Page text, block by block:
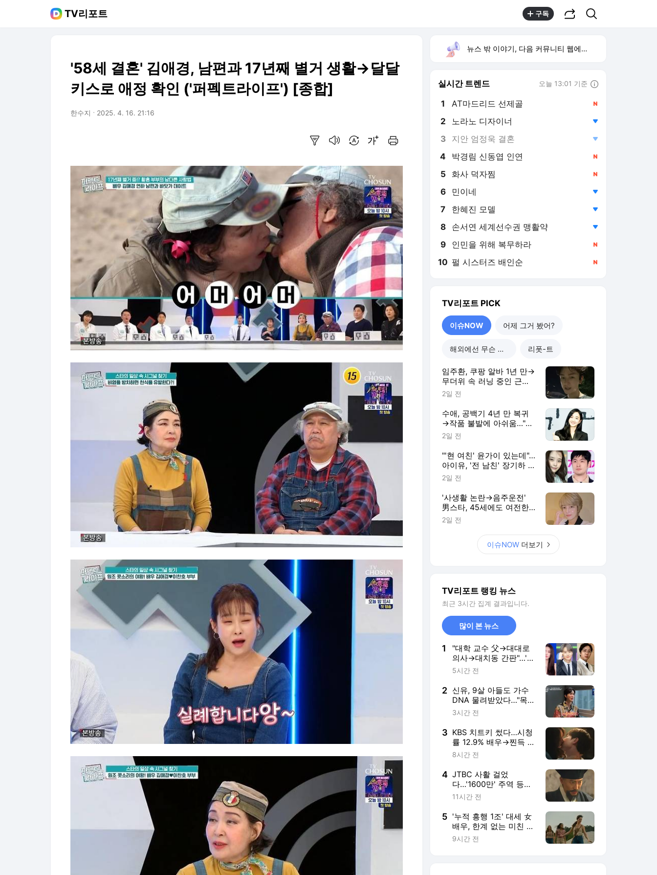
TV리포트 구독
'58세 결혼' 김애경, 남편과 17년째 별거 생활→달달
키스로 애정 확인 ('퍼펙트라이프') [종합]
한수지 2025. 4. 16. 21:16
뉴스 밖 이야기, 다음 커뮤니티 웹에서 보기
실시간 트렌드 오늘 13:01 기준
1 AT마드리드 선제골
2 노라노 디자이너
3 지안 엄정욱 결혼
4 박경림 신동엽 인연
5 화사 덕자찜
6 민이네
7 한혜진 모델
8 손서연 세계선수권 맹활약
9 인민을 위해 복무하라
10 펄 시스터즈 배인순
TV리포트 PICK
이슈NOW 어제 그거 봤어?
해외에선 무슨 일이? 리폿-트
임주환, 쿠팡 알바 1년 만→
무더위 속 러닝 중인 근황
[RE:스타]
2일 전
수애, 공백기 4년 만 복귀
→작품 불발에 아쉬움…"쉬
는 동안 계속 기다려"
2일 전
"'현 여친' 윤가이 있는데"…
아이유, '전 남친' 장기하 노
래 언급에 갑론을박
2일 전
'사생활 논란→음주운전'
男스타, 45세에도 여전한
꽃미모…母과 달달한 시간
2일 전
이슈NOW 더보기
TV리포트 랭킹 뉴스
최근 3시간 집계 결과입니다.
많이 본 뉴스
1
"대학 교수 父→대대로
의사→대치동 간판"…'금
수저·초엘리트' 집안 공
5시간 전
2 신유, 9살 아들도 가수
DNA 물려받았다…"목소
리 예뻐" 자랑 ('알토란')
3시간 전
3 KBS 치트키 썼다…시청
률 12.9% 배우→찐득 로
맨스로 안방 극장 접수
연')
8시간 전
4 JTBC 사활 걸었
다…'1600만' 주역 등에
업고 '재편성' 카드 꺼낸
11시간 전
5 '누적 흥행 1조' 대세 女
배우, 한계 없는 미친 도
전→역대급 파격 변신…
9시간 전